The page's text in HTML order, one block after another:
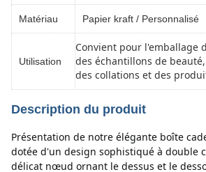
Matériau Papier kraft / Personnalisé
Utilisation
Convient pour l'emballage
des échantillons de
des collations et des
Description du produit
Présentation de notre élégante boîte
dotée d'un design sophistiqué à double
délicat nœud ornant le dessus et le